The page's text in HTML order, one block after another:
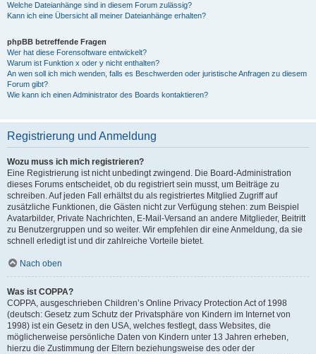
Welche Dateianhänge sind in diesem Forum zulässig?
Kann ich eine Übersicht all meiner Dateianhänge erhalten?
phpBB betreffende Fragen
Wer hat diese Forensoftware entwickelt?
Warum ist Funktion x oder y nicht enthalten?
An wen soll ich mich wenden, falls es Beschwerden oder juristische Anfragen zu diesem
Forum gibt?
Wie kann ich einen Administrator des Boards kontaktieren?
Registrierung und Anmeldung
Wozu muss ich mich registrieren?
Eine Registrierung ist nicht unbedingt zwingend. Die Board-Administration
dieses Forums entscheidet, ob du registriert sein musst, um Beiträge zu
schreiben. Auf jeden Fall erhältst du als registriertes Mitglied Zugriff auf
zusätzliche Funktionen, die Gästen nicht zur Verfügung stehen: zum Beispiel
Avatarbilder, Private Nachrichten, E-Mail-Versand an andere Mitglieder, Beitritt
zu Benutzergruppen und so weiter. Wir empfehlen dir eine Anmeldung, da sie
schnell erledigt ist und dir zahlreiche Vorteile bietet.
Nach oben
Was ist COPPA?
COPPA, ausgeschrieben Children’s Online Privacy Protection Act of 1998
(deutsch: Gesetz zum Schutz der Privatsphäre von Kindern im Internet von
1998) ist ein Gesetz in den USA, welches festlegt, dass Websites, die
möglicherweise persönliche Daten von Kindern unter 13 Jahren erheben,
hierzu die Zustimmung der Eltern beziehungsweise des oder der